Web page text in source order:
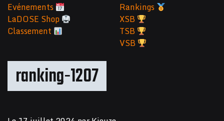
ranking-1207
Evénements
LaDOSE Shop
Classement
Rankings
XSB
TSB
VSB